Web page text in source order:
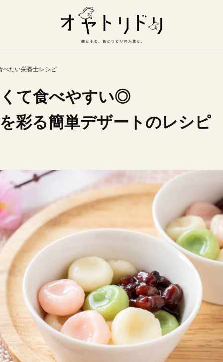
べたい栄養士レシピ
て食べやすい◎
彩る簡単デザートのレシピ